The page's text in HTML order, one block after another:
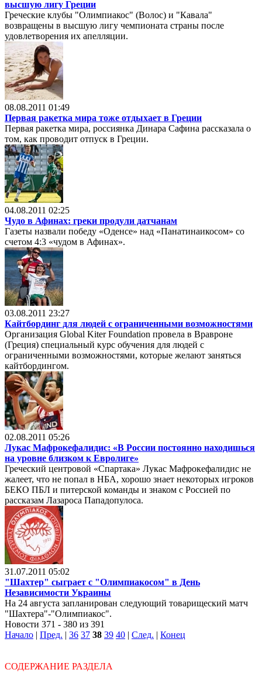
высшую лигу Греции
Греческие клубы "Олимпиакос" (Волос) и "Кавала"
возвращены в высшую лигу чемпионата страны после
удовлетворения их апелляции.
08.08.2011 01:49
Первая ракетка мира тоже отдыхает в Греции
Первая ракетка мира, россиянка Динара Сафина рассказала о
том, как проводит отпуск в Греции.
04.08.2011 02:25
Чудо в Афинах: греки продули датчанам
Газеты назвали победу «Оденсе» над «Панатинаикосом» со
счетом 4:3 «чудом в Афинах».
03.08.2011 23:27
Кайтбординг для людей с ограниченными возможностями
Организация Global Kiter Foundation провела в Вравроне
(Греция) специальный курс обучения для людей с
ограниченными возможностями, которые желают заняться
кайтбордингом.
02.08.2011 05:26
Лукас Мафрокефалидис: «В России постоянно находишься
на уровне близком к Евролиге»
Греческий центровой «Спартака» Лукас Мафрокефалидис не
жалеет, что не попал в НБА, хорошо знает некоторых игроков
БЕКО ПБЛ и питерской команды и знаком с Россией по
рассказам Лазароса Пападопулоса.
31.07.2011 05:02
"Шахтер" сыграет с "Олимпиакосом" в День
Независимости Украины
На 24 августа запланирован следующий товарищеский матч
"Шахтера"-"Олимпиакос".
Новости 371 - 380 из 391
Начало | Пред. | 36 37 38 39 40 | След. | Конец
СОДЕРЖАНИЕ РАЗДЕЛА